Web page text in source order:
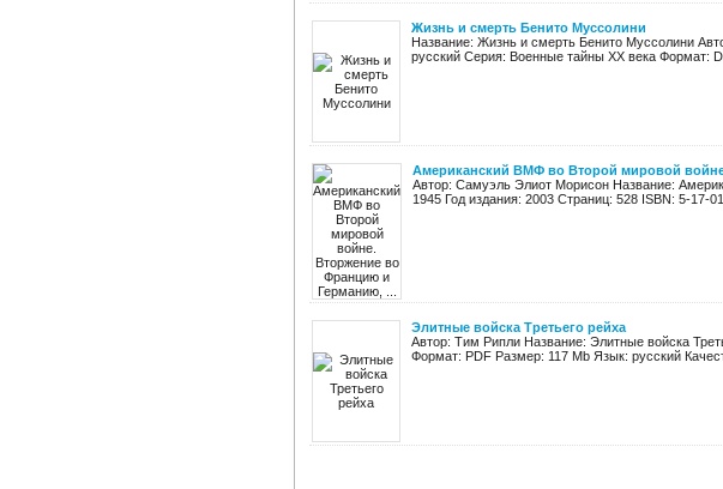
Жизнь и смерть Бенито Муссолини
Название: Жизнь и смерть Бенито Муссолини
русский Серия: Военные тайны XX века Формат:
Американский ВМФ во Второй мировой
Автор: Самуэль Элиот Морисон Название:
1945 Год издания: 2003 Страниц: 528 ISBN: 5-17-
Элитные войска Третьего рейха
Автор: Тим Рипли Название: Элитные войска
Формат: PDF Размер: 117 Mb Язык: русский